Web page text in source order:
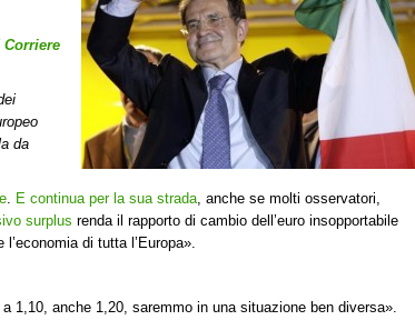
Corriere
da
. E continua per la sua strada, anche se molti osservatori,
surplus renda il rapporto di cambio dell’euro insopportabile
di tutta l’Europa».
1,10, anche 1,20, saremmo in una situazione ben diversa».